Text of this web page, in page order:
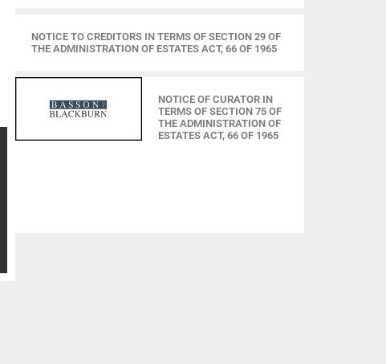
NOTICE TO CREDITORS IN TERMS OF SECTION 29 OF
THE ADMINISTRATION OF ESTATES ACT, 66 OF 1965
NOTICE OF CURATOR IN
TERMS OF SECTION 75 OF
THE ADMINISTRATION OF
ESTATES ACT, 66 OF 1965